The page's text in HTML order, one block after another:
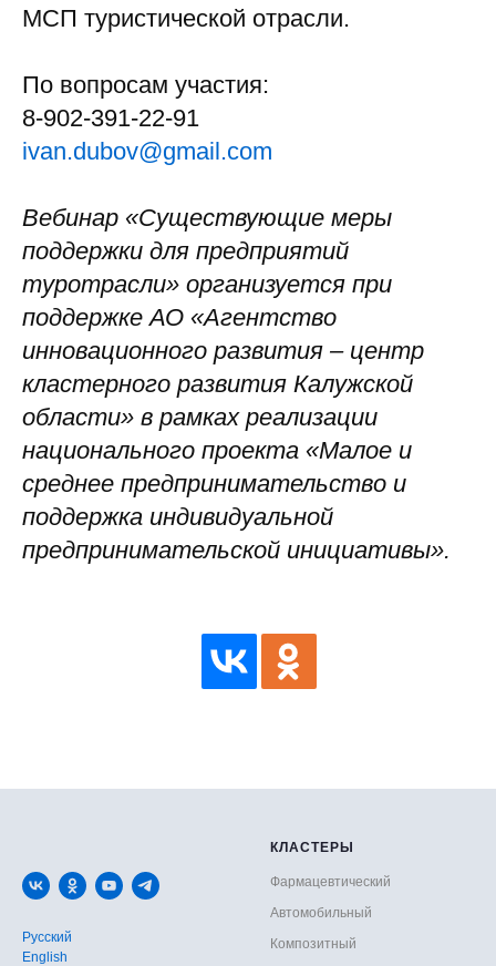
МСП туристической отрасли.
По вопросам участия:
8-902-391-22-91
ivan.dubov@gmail.com
Вебинар «Существующие меры
поддержки для предприятий
туротрасли» организуется при
поддержке АО «Агентство
инновационного развития – центр
кластерного развития Калужской
области» в рамках реализации
национального проекта «Малое и
среднее предпринимательство и
поддержка индивидуальной
предпринимательской инициативы».
Русский
English
КЛАСТЕРЫ
Фармацевтический
Автомобильный
Композитный